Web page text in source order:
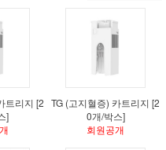
트리지 [2
]
TG (고지혈증) 카트리지 [2
0개/박스]
회원공개